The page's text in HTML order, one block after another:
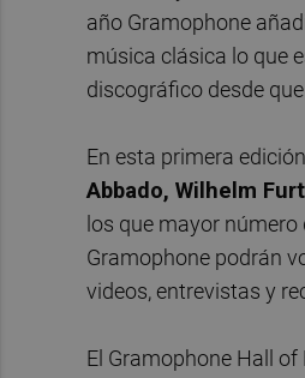
año Gramophone
música clásica lo que
discográfico desde
En esta primera
Abbado, Wilhelm
los que mayor
Gramophone podrán
videos, entrevistas y
El Gramophone Hall